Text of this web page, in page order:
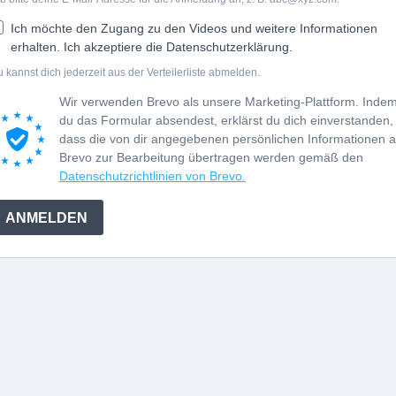
Ich möchte den Zugang zu den Videos und weitere Informationen
erhalten. Ich akzeptiere die Datenschutzerklärung.
kannst dich jederzeit aus der Verteilerliste abmelden.
Wir verwenden Brevo als unsere Marketing-Plattform.
du das Formular absendest, erklärst du dich einverstanden,
dass die von dir angegebenen persönlichen Informationen
Brevo zur Bearbeitung übertragen werden gemäß den
Datenschutzrichtlinien von Brevo.
ANMELDEN